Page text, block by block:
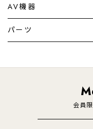
加湿器・空気清浄機
暖房機
調理家電
シーリングライト
AV機器
テレビ
パーツ
会員